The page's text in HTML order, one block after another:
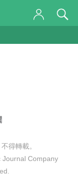
得轉載。
Company